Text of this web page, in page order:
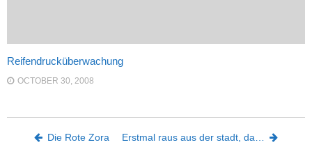
Reifendrucküberwachung
OCTOBER 30, 2008
Post navigation
Die Rote Zora Erstmal raus aus der stadt, da…